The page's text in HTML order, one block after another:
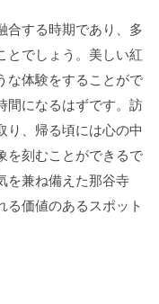
合する時期であり、多
とでしょう。美しい紅
な体験をすることがで
間になるはずです。訪
り、帰る頃には心の中
を刻むことができるで
を兼ね備えた那谷寺
る価値のあるスポット